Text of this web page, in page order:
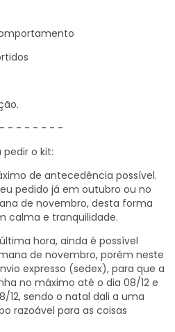
- - - - - - -
o kit:
de antecedência possível.
pedido já em outubro ou no
de novembro, desta forma
calma e tranquilidade.
hora, ainda é possível
de novembro, porém neste
expresso (sedex), para que a
no máximo até o dia 08/12 e
12, sendo o natal dali a uma
razoável para as coisas